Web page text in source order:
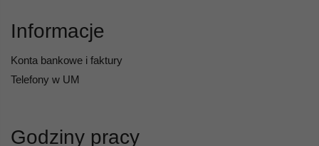
Informacje
Konta bankowe i faktury
Telefony w UM
Godziny pracy